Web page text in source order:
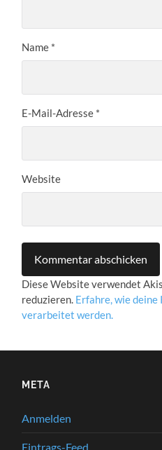
Name *
E-Mail-Adresse *
Website
Diese Website verwendet
reduzieren. Erfahre, wie
verarbeitet werden.
META
Anmelden
Eintrags-Feed